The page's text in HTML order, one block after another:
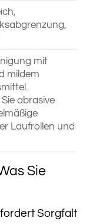
mit
mildem
abrasive
Laufrollen und
Sie
Sorgfalt